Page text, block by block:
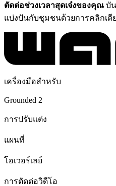
ตัดต่อช่วงเวลาสุดเจ๋งของคุณ บั
แบ่งปันกับชุมชนด้วยการคลิกเดี
เครื่องมือสำหรับ
Grounded 2
การปรับแต่ง
แผนที่
โอเวอร์เลย์
การตัดต่อวิดีโอ